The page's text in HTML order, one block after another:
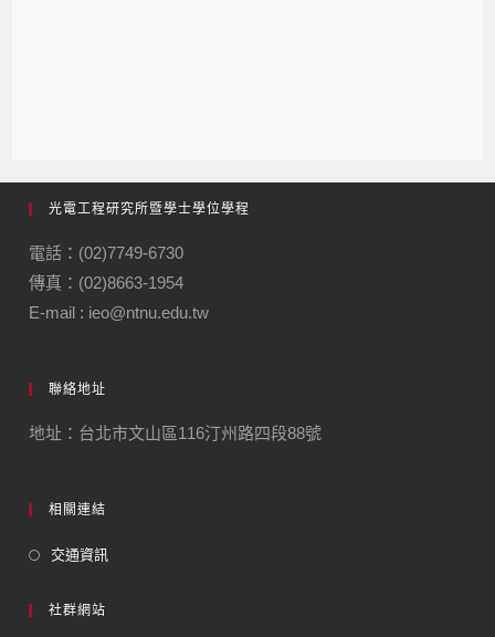
光電工程研究所暨學士學位學程
電話：(02)7749-6730
傳真：(02)8663-1954
E-mail : ieo@ntnu.edu.tw
聯絡地址
地址：台北市文山區116汀州路四段88號
相關連結
交通資訊
社群網站